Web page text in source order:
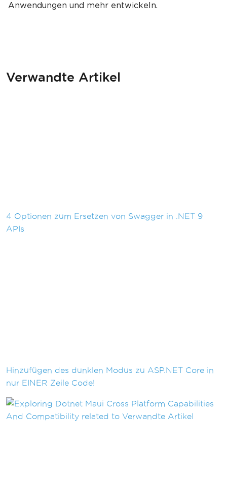
Anwendungen und mehr entwickeln.
Verwandte Artikel
4 Optionen zum Ersetzen von Swagger in .NET 9
APIs
Hinzufügen des dunklen Modus zu ASP.NET Core in
nur EINER Zeile Code!